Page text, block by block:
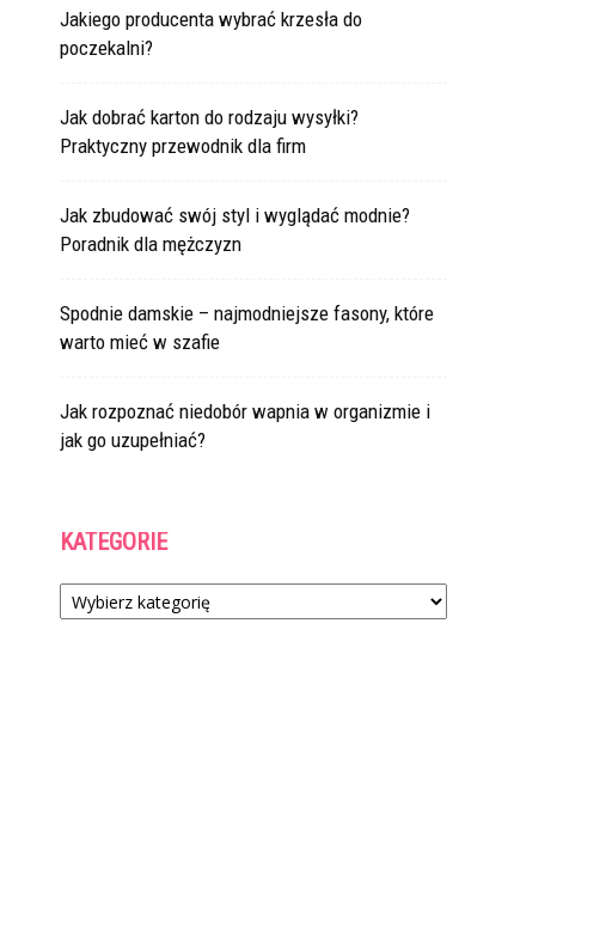
Jakiego producenta wybrać krzesła do
poczekalni?
Jak dobrać karton do rodzaju wysyłki?
Praktyczny przewodnik dla firm
Jak zbudować swój styl i wyglądać modnie?
Poradnik dla mężczyzn
Spodnie damskie – najmodniejsze fasony, które
warto mieć w szafie
Jak rozpoznać niedobór wapnia w organizmie i
jak go uzupełniać?
KATEGORIE
Kategorie